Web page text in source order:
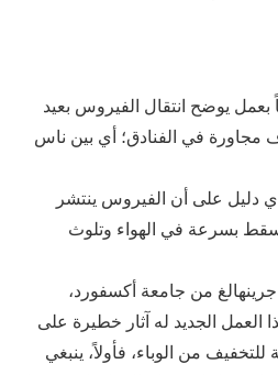
بعمل يوضح انتقال الفيروس بعيد
في الفنادق؛ أي بين ناس
دليل على أن الفيروس ينتشر
بسرعة في الهواء وتلوث
من جامعة أكسفورد،
العمل الجديد له آثار خطيرة على
من الوباء، فأولاً، ينبغي